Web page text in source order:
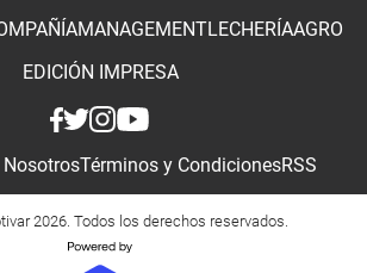
MANAGEMENTLECHERÍAAGRO
EDICIÓN IMPRESA
NosotrosTérminos y CondicionesRSS
2026. Todos los derechos reservados.